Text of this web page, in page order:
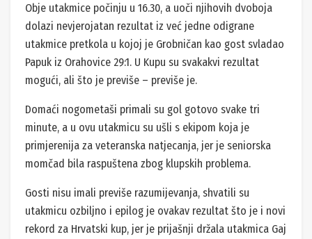
Obje utakmice počinju u 16.30, a uoči njihovih dvoboja
dolazi nevjerojatan rezultat iz već jedne odigrane
utakmice pretkola u kojoj je Grobničan kao gost svladao
Papuk iz Orahovice 29:1. U Kupu su svakakvi rezultat
mogući, ali što je previše – previše je.
Domaći nogometaši primali su gol gotovo svake tri
minute, a u ovu utakmicu su ušli s ekipom koja je
primjerenija za veteranska natjecanja, jer je seniorska
momčad bila raspuštena zbog klupskih problema.
Gosti nisu imali previše razumijevanja, shvatili su
utakmicu ozbiljno i epilog je ovakav rezultat što je i novi
rekord za Hrvatski kup, jer je prijašnji držala utakmica Gaj